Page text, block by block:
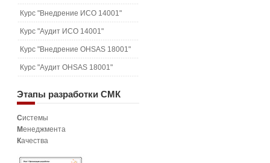
Курс "Внедрение ИСО 14001"
Курс "Аудит ИСО 14001"
Курс "Внедрение OHSAS 18001"
Курс "Аудит OHSAS 18001"
Этапы разработки СМК
Системы
Менеджмента
Качества